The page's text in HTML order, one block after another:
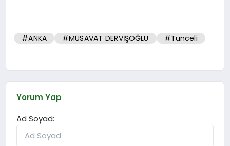
#ANKA #MÜSAVAT DERVİŞOĞLU #Tunceli
Yorum Yap
Ad Soyad: